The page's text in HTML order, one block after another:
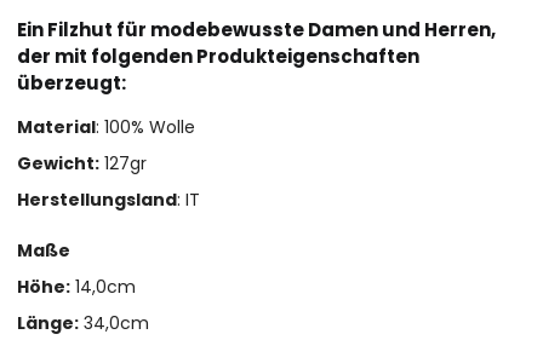
Ein Filzhut für modebewusste Damen und Herren,
der mit folgenden Produkteigenschaften
überzeugt:
Material: 100% Wolle
Gewicht: 127gr
Herstellungsland: IT
Maße
Höhe: 14,0cm
Länge: 34,0cm